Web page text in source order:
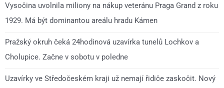
Vysočina uvolnila miliony na nákup veteránu Praga Grand z roku
1929. Má být dominantou areálu hradu Kámen
Pražský okruh čeká 24hodinová uzavírka tunelů Lochkov a
Cholupice. Začne v sobotu v poledne
Uzavírky ve Středočeském kraji už nemají řidiče zaskočit. Nový